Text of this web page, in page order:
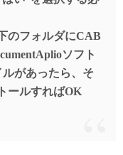
のフォルダにCAB
ソフト
があったら、そ
ールすればOK